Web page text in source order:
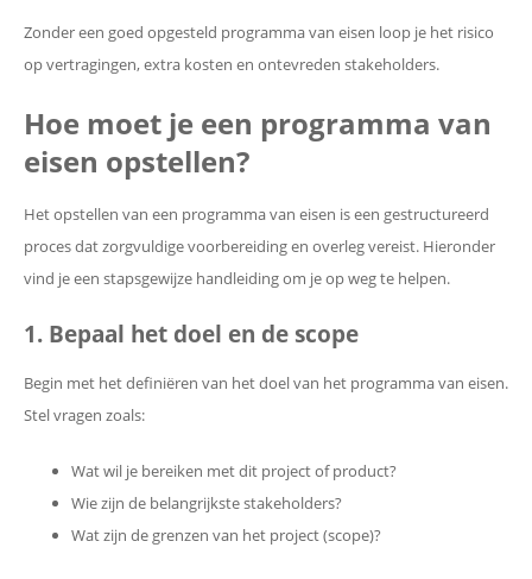
Zonder een goed opgesteld programma van eisen loop je het risico
op vertragingen, extra kosten en ontevreden stakeholders.
Hoe moet je een programma van
eisen opstellen?
Het opstellen van een programma van eisen is een gestructureerd
proces dat zorgvuldige voorbereiding en overleg vereist. Hieronder
vind je een stapsgewijze handleiding om je op weg te helpen.
1. Bepaal het doel en de scope
Begin met het definiëren van het doel van het programma van eisen.
Stel vragen zoals:
Wat wil je bereiken met dit project of product?
Wie zijn de belangrijkste stakeholders?
Wat zijn de grenzen van het project (scope)?